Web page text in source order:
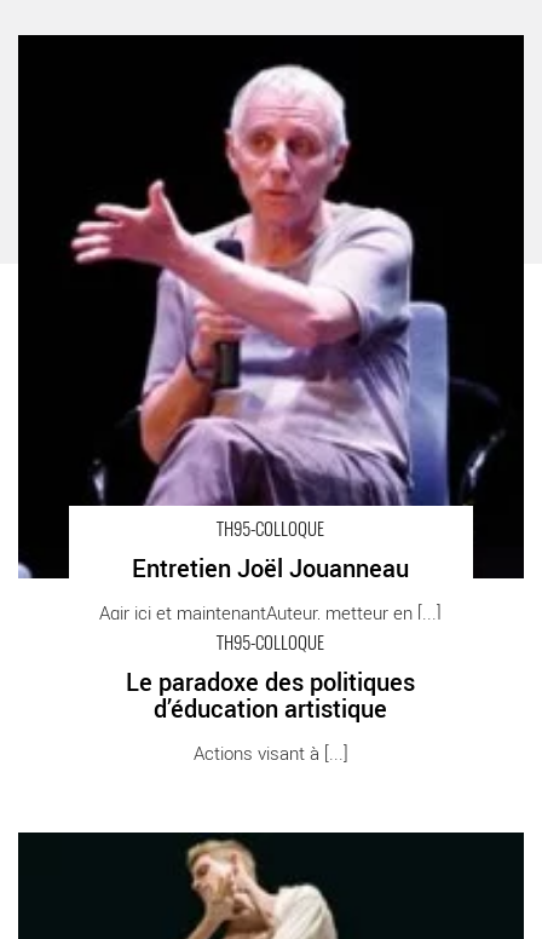
TH95-COLLOQUE
Entretien Joël Jouanneau
Agir ici et maintenantAuteur, metteur en [...]
TH95-COLLOQUE
Le paradoxe des politiques
d’éducation artistique
Actions visant à [...]
Le paradoxe des politiques d’éducation artistique - Critique
Entretien Marie-Louise Issaurat - Critique sortie Théâtre